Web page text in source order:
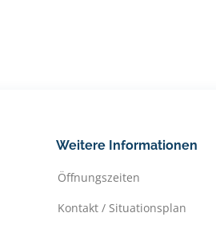
Weitere Informationen
Öffnungszeiten
Kontakt / Situationsplan